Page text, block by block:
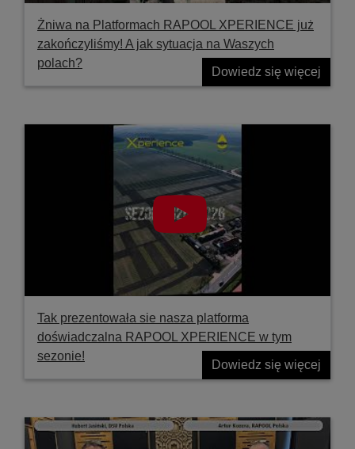
Żniwa na Platformach RAPOOL XPERIENCE już
zakończyliśmy! A jak sytuacja na Waszych
polach?
Dowiedz się więcej
Tak prezentowała sie nasza platforma
doświadczalna RAPOOL XPERIENCE w tym
sezonie!
Dowiedz się więcej